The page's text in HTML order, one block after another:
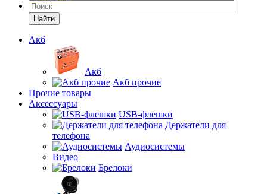
Найти
Акб
Акб
Акб прочие
Прочие товары
Аксессуары
USB-флешки
Держатели для
телефона
Аудиосистемы
Видео
Брелоки